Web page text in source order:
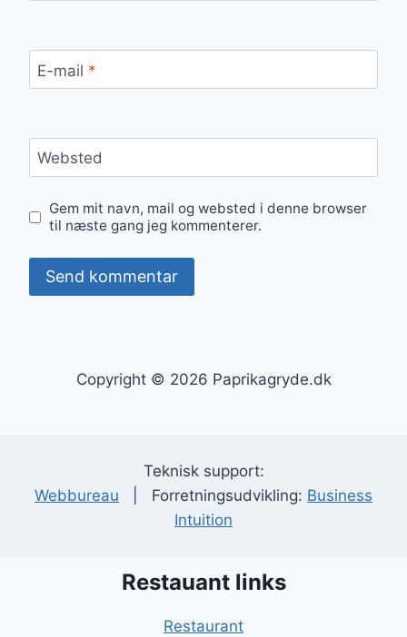
E-mail *
Websted
Gem mit navn, mail og websted i denne browser
til næste gang jeg kommenterer.
Copyright © 2026 Paprikagryde.dk
Teknisk support:
Webbureau | Forretningsudvikling: Business
Intuition
Restauant links
Restaurant